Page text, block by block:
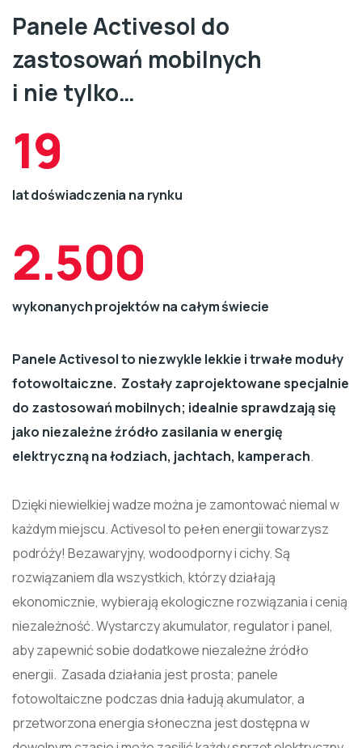
Panele Activesol do
zastosowań mobilnych
i nie tylko…
19
lat doświadczenia na rynku
2.500
wykonanych projektów na całym świecie
Panele Activesol to niezwykle lekkie i trwałe moduły
fotowoltaiczne. Zostały zaprojektowane specjalnie
do zastosowań mobilnych; idealnie sprawdzają się
jako niezależne źródło zasilania w energię
elektryczną na łodziach, jachtach, kamperach.
Dzięki niewielkiej wadze można je zamontować niemal w
każdym miejscu. Activesol to pełen energii towarzysz
podróży! Bezawaryjny, wodoodporny i cichy. Są
rozwiązaniem dla wszystkich, którzy działają
ekonomicznie, wybierają ekologiczne rozwiązania i cenią
niezależność. Wystarczy akumulator, regulator i panel,
aby zapewnić sobie dodatkowe niezależne źródło
energii. Zasada działania jest prosta; panele
fotowoltaiczne podczas dnia ładują akumulator, a
przetworzona energia słoneczna jest dostępna w